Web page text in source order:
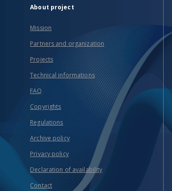
About project
Mission
Partners and organization
Projects
Technical informations
FAQ
Copyrights
Regulations
Archive policy
Privacy policy
Declaration of availability
Contact